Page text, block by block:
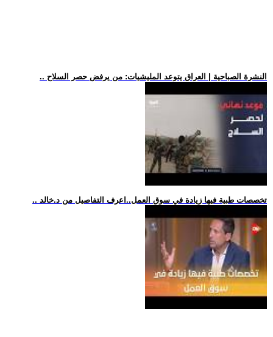
.. النشرة الصباحية | العراق يتوعد المليشيات: من يرفض حصر السلاح
.. تخصصات طبية فيها زيادة في سوق العمل..اعرف التفاصيل من د.خالد